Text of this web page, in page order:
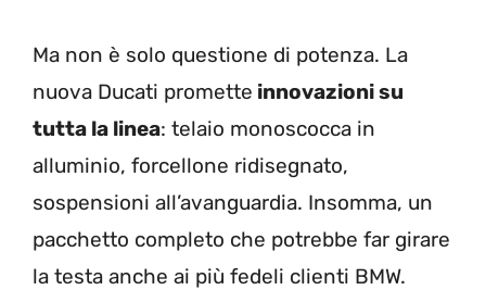
Ma non è solo questione di potenza. La
nuova Ducati promette innovazioni su
tutta la linea: telaio monoscocca in
alluminio, forcellone ridisegnato,
sospensioni all’avanguardia. Insomma, un
pacchetto completo che potrebbe far girare
la testa anche ai più fedeli clienti BMW.